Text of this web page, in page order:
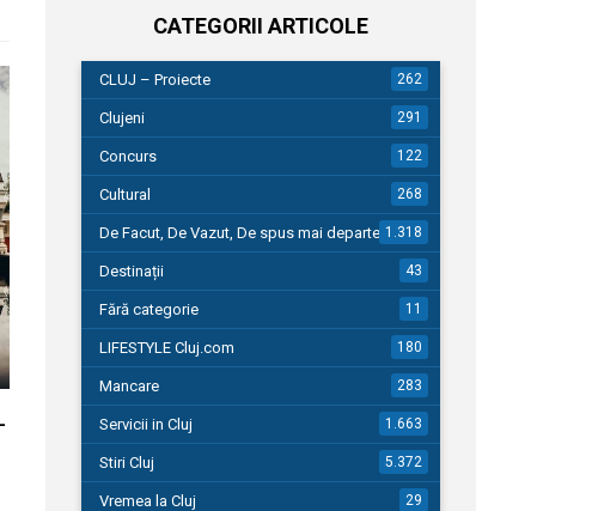
CATEGORII ARTICOLE
CLUJ – Proiecte 262
Clujeni 291
Concurs 122
Cultural 268
De Facut, De Vazut, De spus mai departe…1.318
Destinații 43
Fără categorie 11
LIFESTYLE Cluj.com 180
Mancare 283
Servicii in Cluj 1.663
Stiri Cluj 5.372
Vremea la Cluj 29